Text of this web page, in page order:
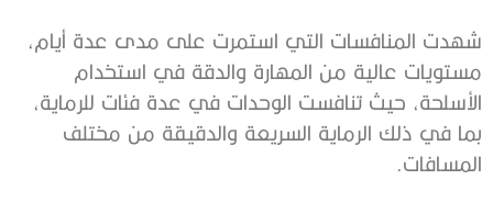
شهدت المنافسات التي استمرت على مدى عدة أيام،
مستويات عالية من المهارة والدقة في استخدام
الأسلحة، حيث تنافست الوحدات في عدة فئات للرماية،
بما في ذلك الرماية السريعة والدقيقة من مختلف
المسافات.